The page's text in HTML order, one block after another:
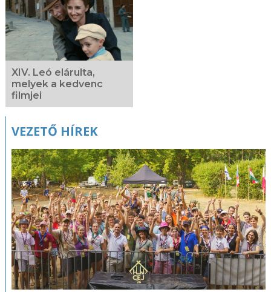
XIV. Leó elárulta,
melyek a kedvenc
filmjei
VEZETŐ HÍREK